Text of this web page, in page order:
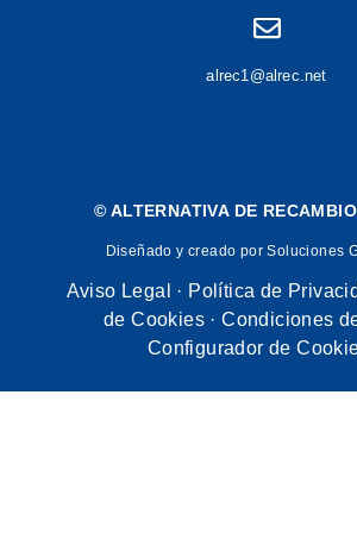
alrec1@alrec.net
© ALTERNATIVA DE
Diseñado y creado por Soluciones
Aviso Legal · Política de
de Cookies ·Condiciones
Configurador de